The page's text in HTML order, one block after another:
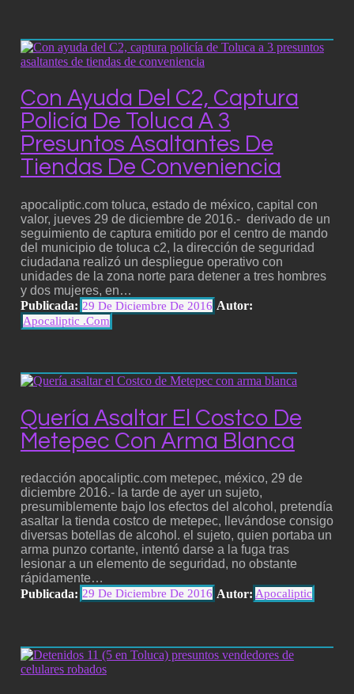
Con Ayuda Del C2, Captura
Policía De Toluca A 3
Presuntos Asaltantes De
Tiendas De Conveniencia
apocaliptic.com toluca, estado de méxico, capital con
valor, jueves 29 de diciembre de 2016.- derivado de un
seguimiento de captura emitido por el centro de mando
del municipio de toluca c2, la dirección de seguridad
ciudadana realizó un despliegue operativo con
unidades de la zona norte para detener a tres hombres
y dos mujeres, en…
Publicada: 29 De Diciembre De 2016 Autor:
Apocaliptic .com
Quería Asaltar El Costco De
Metepec Con Arma Blanca
redacción apocaliptic.com metepec, méxico, 29 de
diciembre 2016.- la tarde de ayer un sujeto,
presumiblemente bajo los efectos del alcohol, pretendía
asaltar la tienda costco de metepec, llevándose consigo
diversas botellas de alcohol. el sujeto, quien portaba un
arma punzo cortante, intentó darse a la fuga tras
lesionar a un elemento de seguridad, no obstante
rápidamente…
Publicada: 29 De Diciembre De 2016 Autor: Apocaliptic